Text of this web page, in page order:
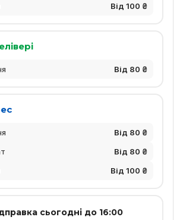
Від 100 ₴
Від 80 ₴
Від 80 ₴
Від 80 ₴
Від 100 ₴
сьогодні до 16:00